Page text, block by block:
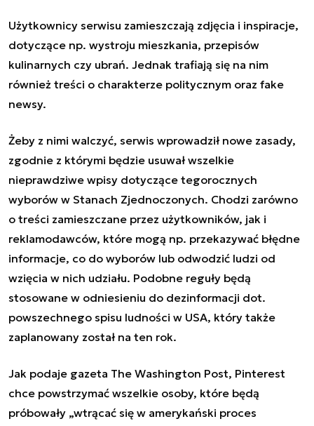
Użytkownicy serwisu zamieszczają zdjęcia i inspiracje,
dotyczące np. wystroju mieszkania, przepisów
kulinarnych czy ubrań. Jednak trafiają się na nim
również treści o charakterze politycznym oraz fake
newsy.
Żeby z nimi walczyć, serwis wprowadził nowe zasady,
zgodnie z którymi będzie usuwał wszelkie
nieprawdziwe wpisy dotyczące tegorocznych
wyborów w Stanach Zjednoczonych. Chodzi zarówno
o treści zamieszczane przez użytkowników, jak i
reklamodawców, które mogą np. przekazywać błędne
informacje, co do wyborów lub odwodzić ludzi od
wzięcia w nich udziału. Podobne reguły będą
stosowane w odniesieniu do dezinformacji dot.
powszechnego spisu ludności w USA, który także
zaplanowany został na ten rok.
Jak podaje gazeta The Washington Post, Pinterest
chce powstrzymać wszelkie osoby, które będą
próbowały „wtrącać się w amerykański proces